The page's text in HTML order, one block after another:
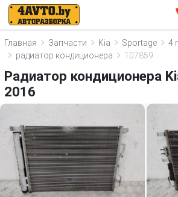
Главная Запчасти Kia Sportage
4
радиатор кондиционера
107859
Радиатор кондиционера
2016